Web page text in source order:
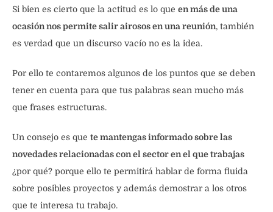
Si bien es cierto que la actitud es lo que en más de una
ocasión nos permite salir airosos en una reunión, también
es verdad que un discurso vacío no es la idea.
Por ello te contaremos algunos de los puntos que se deben
tener en cuenta para que tus palabras sean mucho más
que frases estructuras.
Un consejo es que te mantengas informado sobre las
novedades relacionadas con el sector en el que trabajas
¿por qué? porque ello te permitirá hablar de forma fluida
sobre posibles proyectos y además demostrar a los otros
que te interesa tu trabajo.